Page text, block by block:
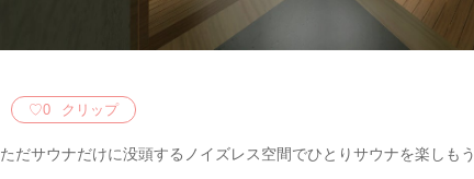
♡0 クリップ
ただサウナだけに没頭するノイズレス空間でひとりサウナを楽しもう